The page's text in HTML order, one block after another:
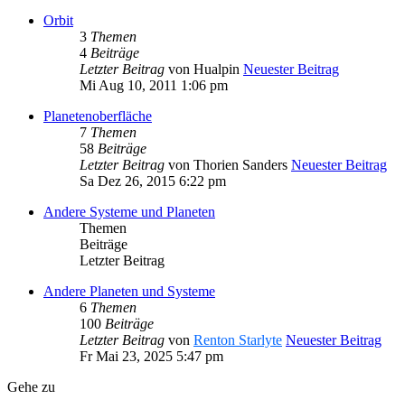
Orbit
3 Themen
4 Beiträge
Letzter Beitrag von Hualpi­n Neuester Beitrag
Mi Aug 10, 2011 1:06 pm
Planetenoberfläche
7 Themen
58 Beiträge
Letzter Beitrag von Thorien Sanders Neuester Beitrag
Sa Dez 26, 2015 6:22 pm
Andere Systeme und Planeten
Themen
Beiträge
Letzter Beitrag
Andere Planeten und Systeme
6 Themen
100 Beiträge
Letzter Beitrag von Renton Starlyte Neuester Beitrag
Fr Mai 23, 2025 5:47 pm
Gehe zu